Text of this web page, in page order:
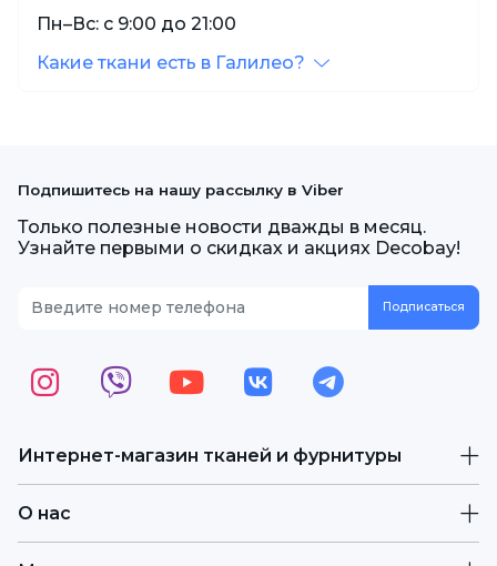
Пн–Вс: с 9:00 до 21:00
Какие ткани есть в Галилео?
Интернет-магазин тканей и фурнитуры
О нас
Подпишитесь на нашу рассылку в Viber
Только полезные новости дважды в месяц.
Узнайте первыми о скидках и акциях Decobay!